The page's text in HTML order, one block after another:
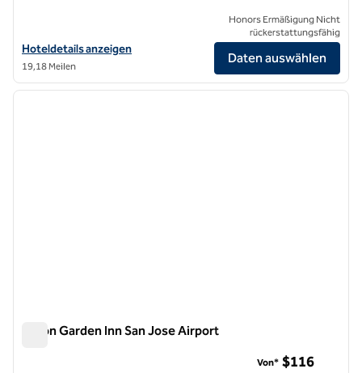
Hoteldetails für das Toll House Hotel Los Gatos, Tapestry
Hoteldetails anzeigen
19,18 Meilen
Honors Ermäßigung Nicht
rückerstattungsfähig
Daten auswählen
1/12
1 von 12
Hilton Garden Inn San Jose Airport
Von* $116